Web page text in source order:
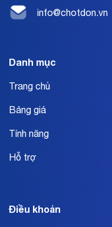
info@chotdon.vn
Danh mục
Trang chủ
Bảng giá
Tính năng
Hỗ trợ
Điều khoản